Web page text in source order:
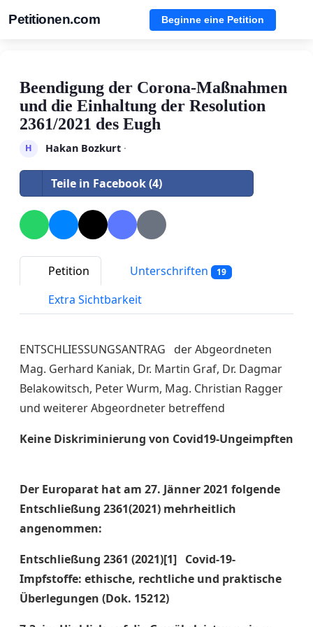
Petitionen.com Beginne eine Petition
Beendigung der Corona-Maßnahmen
und die Einhaltung der Resolution
2361/2021 des Eugh
H Hakan Bozkurt·
Teile in Facebook (4)
Petition Unterschriften 19
Extra Sichtbarkeit
ENTSCHLIESSUNGSANTRAG der Abgeordneten
Mag. Gerhard Kaniak, Dr. Martin Graf, Dr. Dagmar
Belakowitsch, Peter Wurm, Mag. Christian Ragger
und weiterer Abgeordneter betreffend
Keine Diskriminierung von Covid19-Ungeimpften
Der Europarat hat am 27. Jänner 2021 folgende
Entschließung 2361(2021) mehrheitlich
angenommen:
Entschließung 2361 (2021)[1] Covid-19-
Impfstoffe: ethische, rechtliche und praktische
Überlegungen (Dok. 15212)